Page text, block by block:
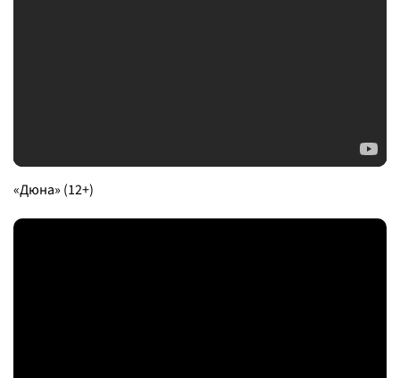
«Дюна» (12+)